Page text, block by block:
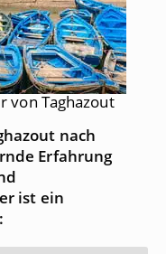
von Taghazout
nach
Erfahrung
ist ein